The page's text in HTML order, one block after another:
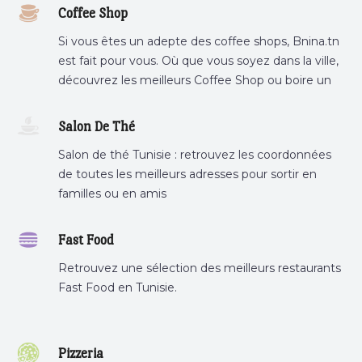
Coffee Shop
Si vous êtes un adepte des coffee shops, Bnina.tn
est fait pour vous. Où que vous soyez dans la ville,
découvrez les meilleurs Coffee Shop ou boire un
Salon De Thé
Salon de thé Tunisie : retrouvez les coordonnées
de toutes les meilleurs adresses pour sortir en
familles ou en amis
Fast Food
Retrouvez une sélection des meilleurs restaurants
Fast Food en Tunisie.
Pizzeria